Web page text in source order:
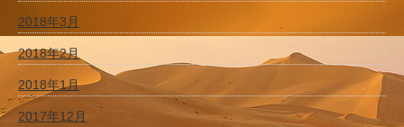
2018年3月
2018年2月
2018年1月
2017年12月